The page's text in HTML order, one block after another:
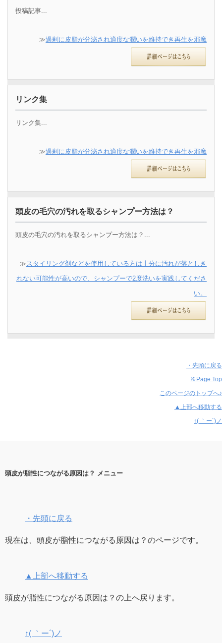
投稿記事...
≫過剰に皮脂が分泌され適度な潤いを維持でき再生を邪魔
リンク集
リンク集...
≫過剰に皮脂が分泌され適度な潤いを維持でき再生を邪魔
頭皮の毛穴の汚れを取るシャンプー方法は？
頭皮の毛穴の汚れを取るシャンプー方法は？...
≫スタイリング剤などを使用している方は十分に汚れが落としき
れない可能性が高いので、シャンプーで2度洗いを実践してくださ
い。
・先頭に戻る
※Page Top
このページのトップへ♪
▲上部へ移動する
↑( ｀ー´)ノ
頭皮が脂性につながる原因は？ メニュー
・先頭に戻る
現在は、頭皮が脂性につながる原因は？のページです。
▲上部へ移動する
頭皮が脂性につながる原因は？の上へ戻ります。
↑( ｀ー´)ノ